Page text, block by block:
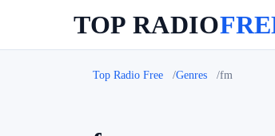
TOP RADIO
Top Radio Free Genres fm